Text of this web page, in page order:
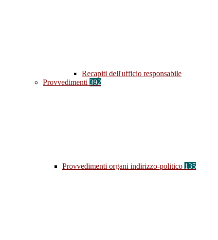
Recapiti dell'ufficio responsabile
Provvedimenti 392
Provvedimenti organi indirizzo-politico 135